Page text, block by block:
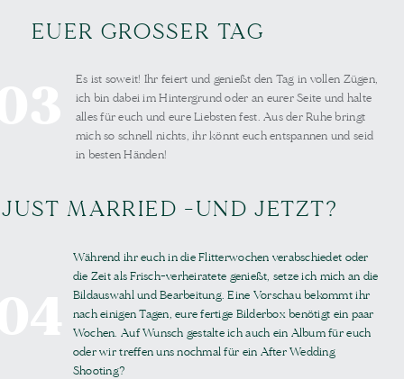
EUER GROSSER TAG
JUST MARRIED -UND JETZT?
Während ihr euch in die Flitterwochen verabschiedet oder
die Zeit als Frisch-verheiratete genießt, setze ich mich an die
Bildauswahl und Bearbeitung. Eine Vorschau bekommt ihr
nach einigen Tagen, eure fertige Bilderbox benötigt ein paar
Wochen. Auf Wunsch gestalte ich auch ein Album für euch
oder wir treffen uns nochmal für ein After Wedding
Shooting?
Es ist soweit! Ihr feiert und genießt den Tag in vollen Zügen,
ich bin dabei im Hintergrund oder an eurer Seite und halte
alles für euch und eure Liebsten fest. Aus der Ruhe bringt
mich so schnell nichts, ihr könnt euch entspannen und seid
in besten Händen!